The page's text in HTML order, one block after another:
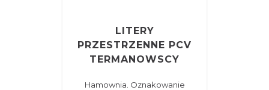
LITERY
PRZESTRZENNE PCV
TERMANOWSCY
Hamownia. Oznakowanie